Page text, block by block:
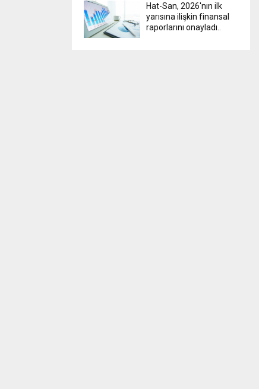
Hat-San, 2026'nın ilk
yarısına ilişkin finansal
raporlarını onayladı..